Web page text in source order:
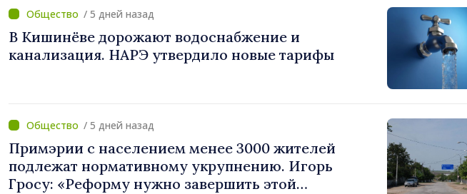
инвестиционный пакет»
/ 5 дней назад
В Кишинёве дорожают водоснабжение и
канализация. НАРЭ утвердило новые тарифы
/ 5 дней назад
Примэрии с населением менее 3000 жителей
подлежат нормативному укрупнению. Игорь
Гросу: «Реформу нужно завершить этой